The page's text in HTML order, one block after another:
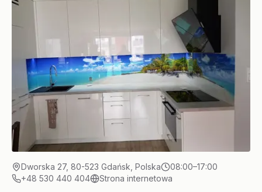
Dworska 27, 80-523 Gdańsk, Polska
08:00–17:00
+48 530 440 404
Strona internetowa